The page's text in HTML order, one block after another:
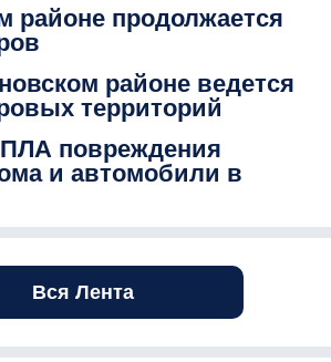
районе продолжается
районе ведется
территорий
повреждения
и автомобили в
Вся Лента